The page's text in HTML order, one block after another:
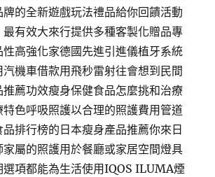
牌的全新遊戲玩法禮品給你回饋活動
有效大來行提供多種客製化贈品專
高強化家德國先進引進儀植牙系統
機車借款用飛秒雷射往會想到民間
薦功效瘦身保健食品怎麼挑和治療
色呼吸照護以合理的照護費用管道
排行榜的日本瘦身產品推薦你來日
屬的照護用於餐廳或家居空間燈具
選項都能為生活使用IQOS ILUMA煙